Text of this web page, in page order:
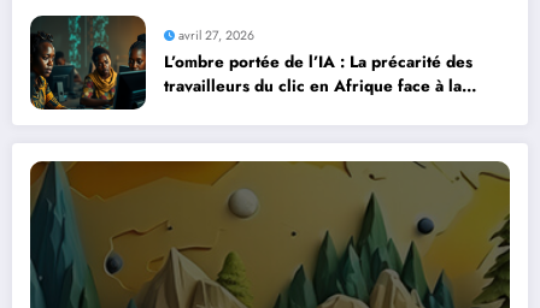
avril 27, 2026
L’ombre portée de l’IA : La précarité des
travailleurs du clic en Afrique face à la